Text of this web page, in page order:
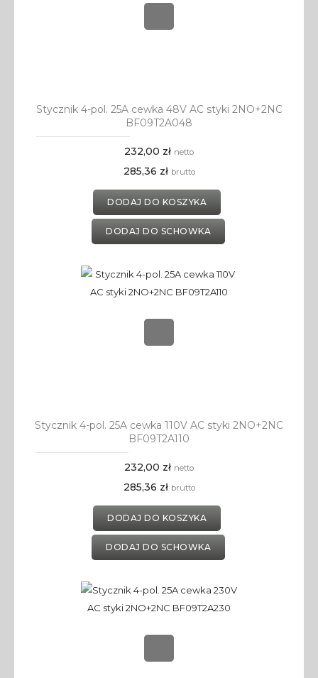
Stycznik 4-pol. 25A cewka 48V AC styki 2NO+2NC
BF09T2A048
232,00 zł netto
285,36 zł brutto
DODAJ DO KOSZYKA
DODAJ DO SCHOWKA
Stycznik 4-pol. 25A cewka 110V AC styki 2NO+2NC
BF09T2A110
232,00 zł netto
285,36 zł brutto
DODAJ DO KOSZYKA
DODAJ DO SCHOWKA